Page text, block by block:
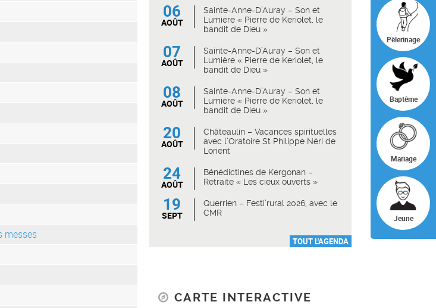
Pèlerinage
Baptême
Mariage
Jeune
messes
06
AOÛT
Sainte-Anne-D’Auray – Son et
Lumière « Pierre de Keriolet, le
bandit de Dieu »
07
AOÛT
Sainte-Anne-D’Auray – Son et
Lumière « Pierre de Keriolet, le
bandit de Dieu »
08
AOÛT
Sainte-Anne-D’Auray – Son et
Lumière « Pierre de Keriolet, le
bandit de Dieu »
20
AOÛT
Châteaulin – Vacances spirituelles
avec l’Oratoire St Philippe Néri de
Lorient
24
AOÛT
Bénédictines de Kergonan –
Retraite « Les cieux ouverts »
19
SEPT
Querrien – Festi’rural 2026, avec le
CMR
TOUT L'AGENDA
CARTE INTERACTIVE